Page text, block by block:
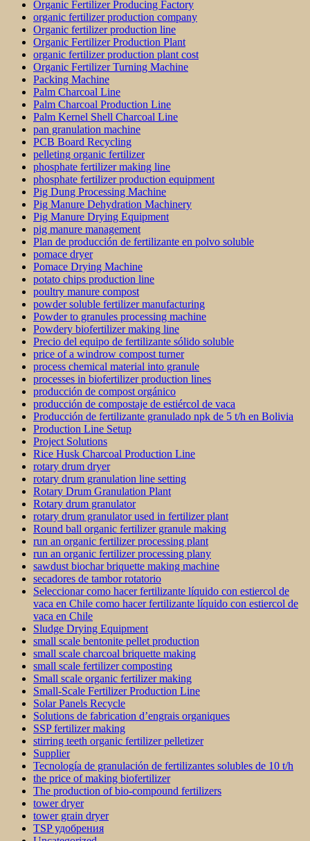
Organic Fertilizer Producing Factory
organic fertilizer production company
Organic fertilizer production line
Organic Fertilizer Production Plant
organic fertilizer production plant cost
Organic Fertilizer Turning Machine
Packing Machine
Palm Charcoal Line
Palm Charcoal Production Line
Palm Kernel Shell Charcoal Line
pan granulation machine
PCB Board Recycling
pelleting organic fertilizer
phosphate fertilizer making line
phosphate fertilizer production equipment
Pig Dung Processing Machine
Pig Manure Dehydration Machinery
Pig Manure Drying Equipment
pig manure management
Plan de producción de fertilizante en polvo soluble
pomace dryer
Pomace Drying Machine
potato chips production line
poultry manure compost
powder soluble fertilizer manufacturing
Powder to granules processing machine
Powdery biofertilizer making line
Precio del equipo de fertilizante sólido soluble
price of a windrow compost turner
process chemical material into granule
processes in biofertilizer production lines
producción de compost orgánico
producción de compostaje de estiércol de vaca
Producción de fertilizante granulado npk de 5 t/h en Bolivia
Production Line Setup
Project Solutions
Rice Husk Charcoal Production Line
rotary drum dryer
rotary drum granulation line setting
Rotary Drum Granulation Plant
Rotary drum granulator
rotary drum granulator used in fertilizer plant
Round ball organic fertilizer granule making
run an organic fertilizer processing plant
run an organic fertilizer processing plany
sawdust biochar briquette making machine
secadores de tambor rotatorio
Seleccionar como hacer fertilizante líquido con estiercol de
vaca en Chile como hacer fertilizante líquido con estiercol de
vaca en Chile
Sludge Drying Equipment
small scale bentonite pellet production
small scale charcoal briquette making
small scale fertilizer composting
Small scale organic fertilizer making
Small-Scale Fertilizer Production Line
Solar Panels Recycle
Solutions de fabrication d’engrais organiques
SSP fertilizer making
stirring teeth organic fertilizer pelletizer
Supplier
Tecnología de granulación de fertilizantes solubles de 10 t/h
the price of making biofertilizer
The production of bio-compound fertilizers
tower dryer
tower grain dryer
TSP удобрения